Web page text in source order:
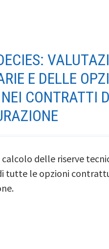
E DELLE
CONTRATTI
calcolo delle riserve
tutte le opzioni